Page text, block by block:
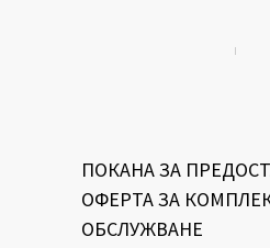
ПОКАНА ЗА
ОФЕРТА ЗА
ОБСЛУЖВАНЕ